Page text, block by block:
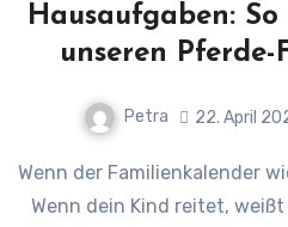
Hausaufgaben:
unseren
Petra 22. April
Wenn der Familienkalender wie ein Tetris-Spiel aussieht
Wenn dein Kind reitet,